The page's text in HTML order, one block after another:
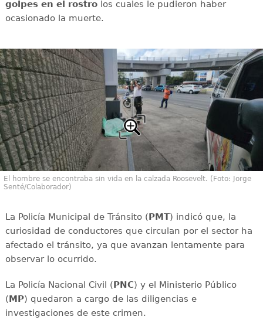
golpes en el rostrolos cuales le pudieron haber
ocasionado la muerte.
El hombre se encontraba sin vida en la calzada Roosevelt. (Foto: Jorge
Senté/Colaborador)
La Policía Municipal de Tránsito (PMT) indicó que, la
curiosidad de conductores que circulan por el sector ha
afectado el tránsito, ya que avanzan lentamente para
observar lo ocurrido.
La Policía Nacional Civil (PNC) y el Ministerio Público
(MP) quedaron a cargo de las diligencias e
investigaciones de este crimen.